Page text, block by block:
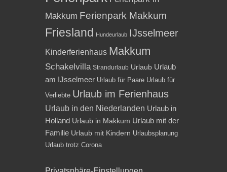
Makkum Ferienpark Makkum
Friesland Hundeurlaub IJsselmeer
Kinderferienhaus Makkum
Schakelvilla Strandurlaub Urlaub Urlaub
am IJsselmeer Urlaub für Paare Urlaub für
Verliebte Urlaub im Ferienhaus
Urlaub in den Niederlanden Urlaub in
Holland Urlaub in Makkum Urlaub mit der
Familie Urlaub mit Kindern Urlaubsplanung
Urlaub trotz Corona